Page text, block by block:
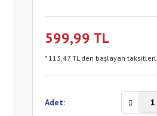
599,99 TL
* 113,47 TL den başlayan
Adet: